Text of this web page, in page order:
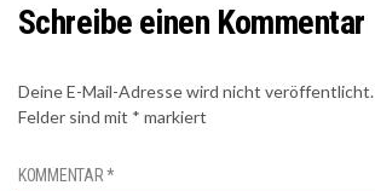
Schreibe einen Kommentar
Deine E-Mail-Adresse wird nicht veröffentlicht.
Felder sind mit * markiert
KOMMENTAR*